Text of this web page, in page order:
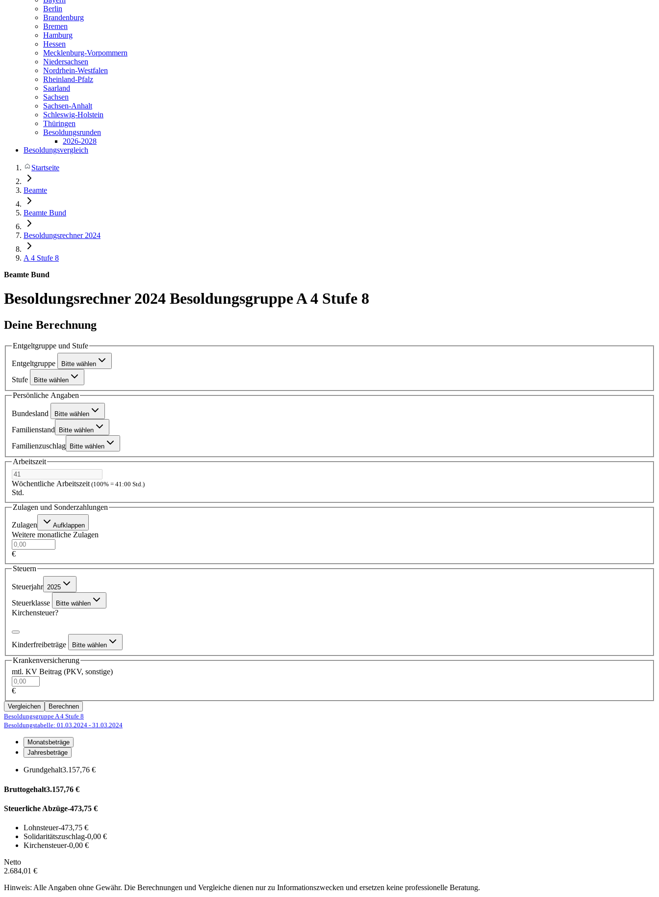
Berlin
Brandenburg
Bremen
Hamburg
Hessen
Mecklenburg-Vorpommern
Niedersachsen
Nordrhein-Westfalen
Rheinland-Pfalz
Saarland
Sachsen
Sachsen-Anhalt
Schleswig-Holstein
Thüringen
Besoldungsrunden
2026-2028
Besoldungsvergleich
Startseite
Beamte
Beamte Bund
Besoldungsrechner 2024
A 4 Stufe 8
Beamte Bund
Besoldungsrechner 2024 Besoldungsgruppe A 4 Stufe 8
Deine Berechnung
Entgeltgruppe und Stufe
Entgeltgruppe Bitte wählen
Stufe Bitte wählen
Persönliche Angaben
Bundesland Bitte wählen
Familienstand Bitte wählen
Familienzuschlag Bitte wählen
Arbeitszeit
Wöchentliche Arbeitszeit (100% = 41:00 Std.)
Std.
Zulagen und Sonderzahlungen
Zulagen Aufklappen
Weitere monatliche Zulagen
€
Steuern
Steuerjahr 2025
Steuerklasse Bitte wählen
Kirchensteuer?
Kinderfreibeträge Bitte wählen
Krankenversicherung
mtl. KV Beitrag (PKV, sonstige)
€
Vergleichen
Berechnen
Besoldungsgruppe A 4 Stufe 8
Besoldungstabelle: 01.03.2024 - 31.03.2024
Monatsbeträge
Jahresbeträge
Grundgehalt3.157,76 €
Bruttogehalt3.157,76 €
Steuerliche Abzüge-473,75 €
Lohnsteuer-473,75 €
Solidaritätszuschlag-0,00 €
Kirchensteuer-0,00 €
Netto
2.684,01 €
Hinweis: Alle Angaben ohne Gewähr. Die Berechnungen und Vergleiche dienen nur zu Informationszwecken und ersetzen keine professionelle Beratung.